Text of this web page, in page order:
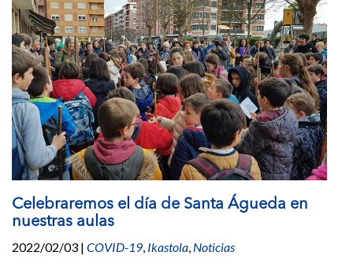
Celebraremos el día de Santa Águeda en
nuestras aulas
2022/02/03 | COVID-19, Ikastola, Noticias